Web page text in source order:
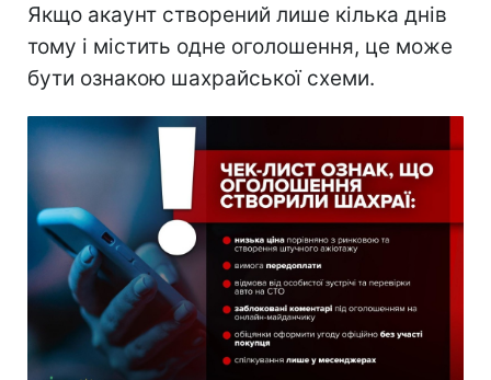
Якщо акаунт створений лише кілька днів
тому і містить одне оголошення, це може
бути ознакою шахрайської схеми.